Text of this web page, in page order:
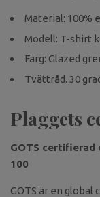
Material: 100%
Modell: T-shirt
Färg: Glazed
Tvättråd. 30
Plaggets
GOTS certifierad
100
GOTS är en